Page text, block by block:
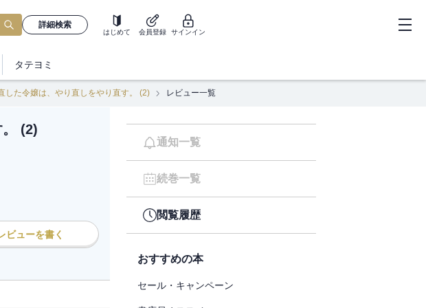
詳細検索
はじめて 会員登録 サインイン
タテヨミ
した令嬢は、やり直しをやり直す。 (2) レビュー一覧
(2)
ビューを書く
通知一覧
続巻一覧
閲覧履歴
おすすめの本
セール・キャンペーン